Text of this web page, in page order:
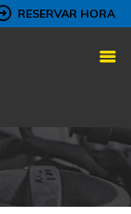
RESERVAR HORA